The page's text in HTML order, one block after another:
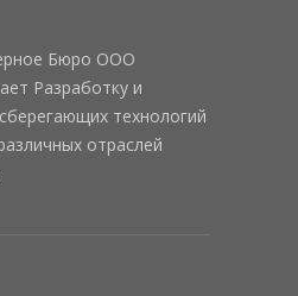
Бюро ООО
Разработку и
технологий
отраслей